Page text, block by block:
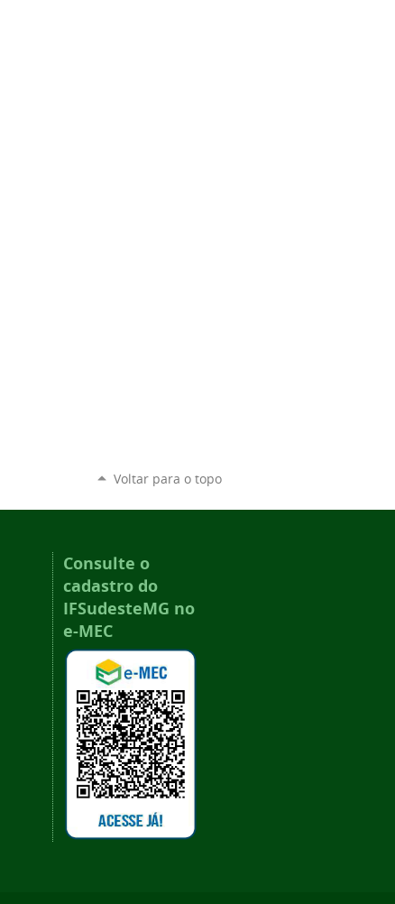
Voltar para o topo
Consulte o
cadastro do
IFSudesteMG no
e-MEC